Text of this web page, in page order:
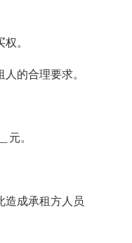
。
的合理要求。
元。
造成承租方人员